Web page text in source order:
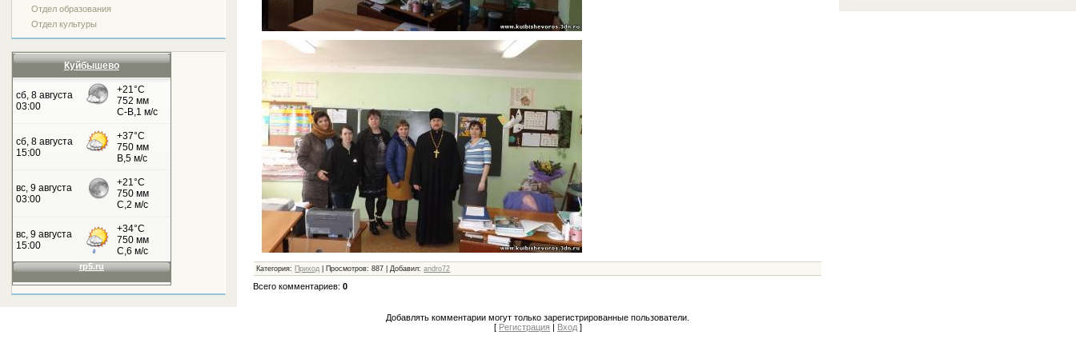
Отдел образования
Отдел культуры
Куйбышево
Категория: Приход | Просмотров: 887 | Добавил:andro72
Всего комментариев:0
Добавлять комментарии могут только зарегистрированные пользователи.
[ Регистрация | Вход]